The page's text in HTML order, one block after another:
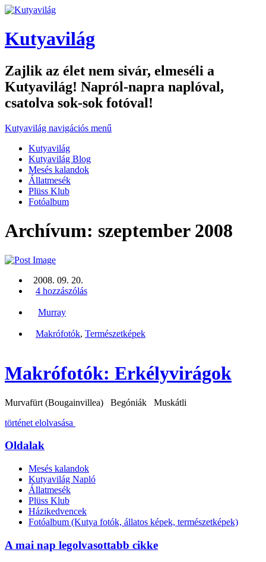
Kutyavilág
Zajlik az élet nem sivár, elmeséli a
Kutyavilág! Napról-napra naplóval,
csatolva sok-sok fotóval!
Kutyavilág navigációs menű
Kutyavilág
Kutyavilág Blog
Mesés kalandok
Állatmesék
Plüss Klub
Fotóalbum
Archívum: szeptember 2008
2008. 09. 20.
4 hozzászólás
Murray
Makrófotók, Természetképek
Makrófotók: Erkélyvirágok
Murvafürt (Bougainvillea) Begóniák Muskátli
történet elolvasása
Oldalak
Mesés kalandok
Kutyavilág Napló
Állatmesék
Plüss Klub
Házikedvencek
Fotóalbum (Kutya fotók, állatos képek, természetképek)
A mai nap legolvasottabb cikke